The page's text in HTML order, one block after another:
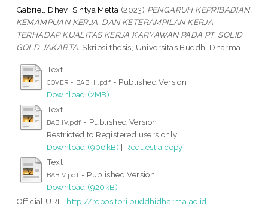
Gabriel, Dhevi Sintya Metta (2023) PENGARUH KEPRIBADIAN,
KEMAMPUAN KERJA, DAN KETERAMPILAN KERJA
TERHADAP KUALITAS KERJA KARYAWAN PADA PT. SOLID
GOLD JAKARTA. Skripsi thesis, Universitas Buddhi Dharma.
Text
COVER - BAB III.pdf - Published Version
Download (2MB)
Text
BAB IV.pdf - Published Version
Restricted to Registered users only
Download (906kB) | Request a copy
Text
BAB V.pdf - Published Version
Download (920kB)
Official URL: http://repositori.buddhidharma.ac.id